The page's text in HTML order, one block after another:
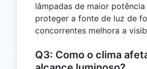
lâmpadas de maior potência
proteger a fonte de luz de
concorrentes melhora a
Q3: Como o clima